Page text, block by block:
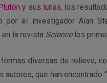
y sus lunas, los
por el investigador Alan
en la revista Sciencelos
diversas de relieve,
que han encontrado